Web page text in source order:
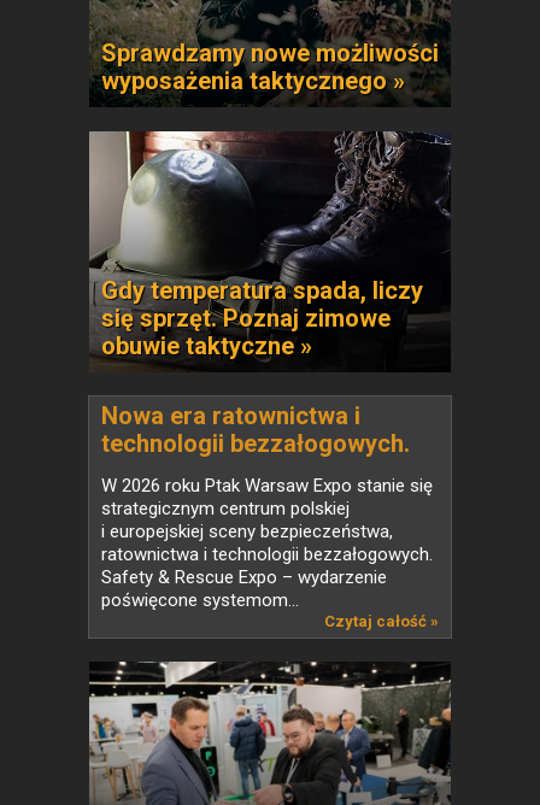
Sprawdzamy nowe możliwości
wyposażenia taktycznego »
Gdy temperatura spada, liczy
się sprzęt. Poznaj zimowe
obuwie taktyczne »
Nowa era ratownictwa i
technologii bezzałogowych.
Safety & Rescue Expo 2026 i
Drone World Expo łączą siły w
jednym miejscu
W 2026 roku Ptak Warsaw Expo stanie się
strategicznym centrum polskiej
i europejskiej sceny bezpieczeństwa,
ratownictwa i technologii bezzałogowych.
Safety & Rescue Expo – wydarzenie
poświęcone systemom...
Czytaj całość »